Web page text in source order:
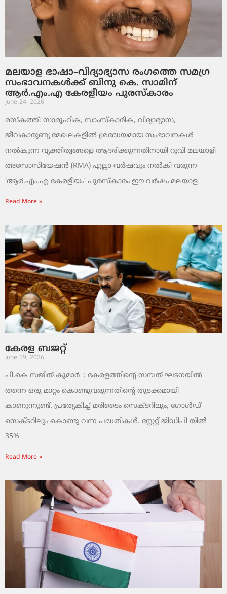
മലയാള ഭാഷാ–വിദ്യാഭ്യാസ രംഗത്തെ സമഗ്ര
സംഭാവനകൾക്ക് ബിനു കെ. സാമിന്
ആർ.എം.എ കേരളീയം പുരസ്‌കാരം
June 24, 2026
മസ്കത്ത്: സാമൂഹിക, സാംസ്‌കാരിക, വിദ്യാഭ്യാസ,
ജീവകാരുണ്യ മേഖലകളിൽ ശ്രദ്ധേയമായ സംഭാവനകൾ
നൽകുന്ന വ്യക്തിത്വങ്ങളെ ആദരിക്കുന്നതിനായി റൂവി മലയാളി
അസോസിയേഷൻ (RMA) എല്ലാ വർഷവും നൽകി വരുന്ന
‘ആർ.എം.എ കേരളീയം’ പുരസ്‌കാരം ഈ വർഷം മലയാള
Read More »
കേരള ബജറ്റ്
June 19, 2026
പി.കെ സജിത് കുമാര്‍ : കേരളത്തിന്റെ സമ്പത് ഘടനയിൽ
തന്നെ ഒരു മാറ്റം കൊണ്ടുവരുന്നതിന്റെ തുടക്കമായി
കാണുന്നുണ്ട്. പ്രത്യേകിച്ച് മരിടൈം സെക്ടറിലും, ഗോൾഡ്
സെക്ടറിലും കൊണ്ടു വന്ന പദ്ധതികൾ. സ്റ്റേറ്റ് ജിഡിപി യിൽ
35%
Read More »